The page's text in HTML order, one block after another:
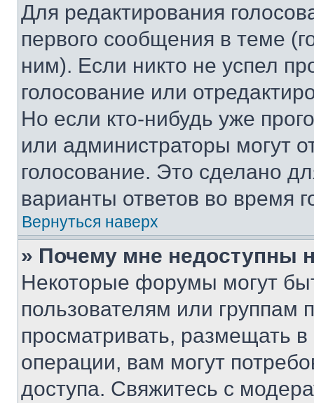
Для редактирования
первого сообщения в теме
ним). Если никто не успел
голосование или
Но если кто-нибудь уже
или администраторы могут
голосование. Это сделано
варианты ответов во время
Вернуться наверх
» Почему мне недоступны
Некоторые форумы могут
пользователям или группам
просматривать, размещать
операции, вам могут
доступа. Свяжитесь с